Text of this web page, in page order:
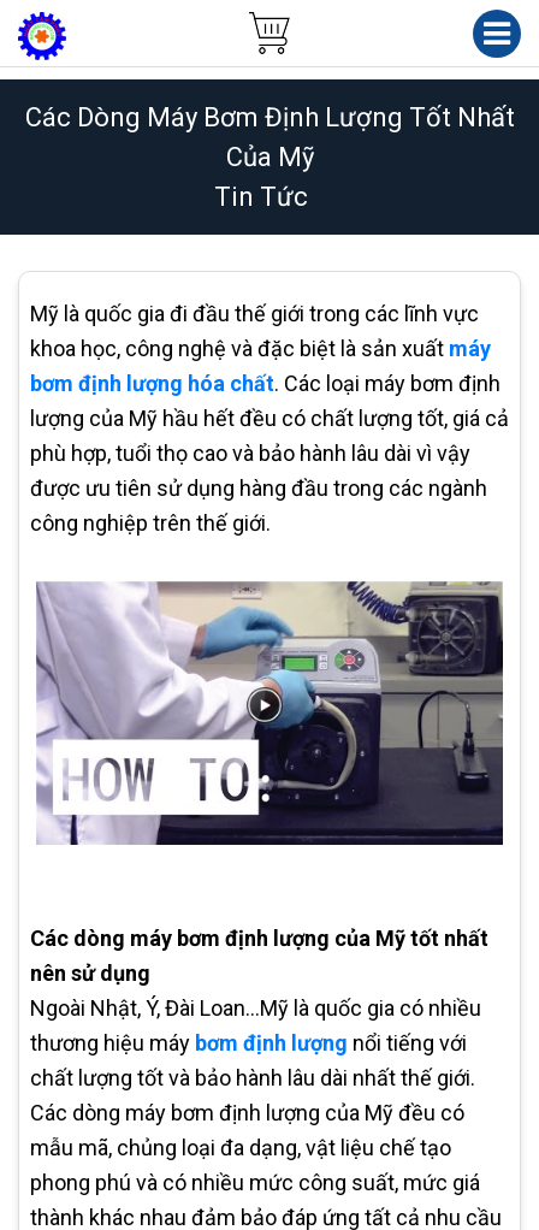
Các Dòng Máy Bơm Định Lượng Tốt Nhất
Của Mỹ
Tin Tức
Mỹ là quốc gia đi đầu thế giới trong các lĩnh vực
khoa học, công nghệ và đặc biệt là sản xuất máy
bơm định lượng hóa chất. Các loại máy bơm định
lượng của Mỹ hầu hết đều có chất lượng tốt, giá cả
phù hợp, tuổi thọ cao và bảo hành lâu dài vì vậy
được ưu tiên sử dụng hàng đầu trong các ngành
công nghiệp trên thế giới.
Các dòng máy bơm định lượng của Mỹ tốt nhất
nên sử dụng
Ngoài Nhật, Ý, Đài Loan…Mỹ là quốc gia có nhiều
thương hiệu máy bơm định lượng nổi tiếng với
chất lượng tốt và bảo hành lâu dài nhất thế giới.
Các dòng máy bơm định lượng của Mỹ đều có
mẫu mã, chủng loại đa dạng, vật liệu chế tạo
phong phú và có nhiều mức công suất, mức giá
thành khác nhau đảm bảo đáp ứng tất cả nhu cầu